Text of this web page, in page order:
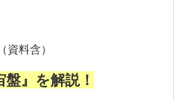
料含）
』を解説！